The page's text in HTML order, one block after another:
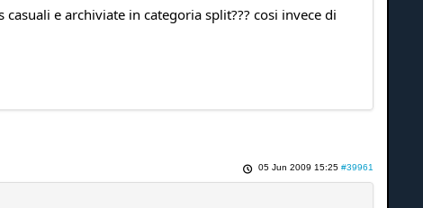
e archiviate in categoria split??? cosi invece di
05 Jun 2009 15:25 #39961